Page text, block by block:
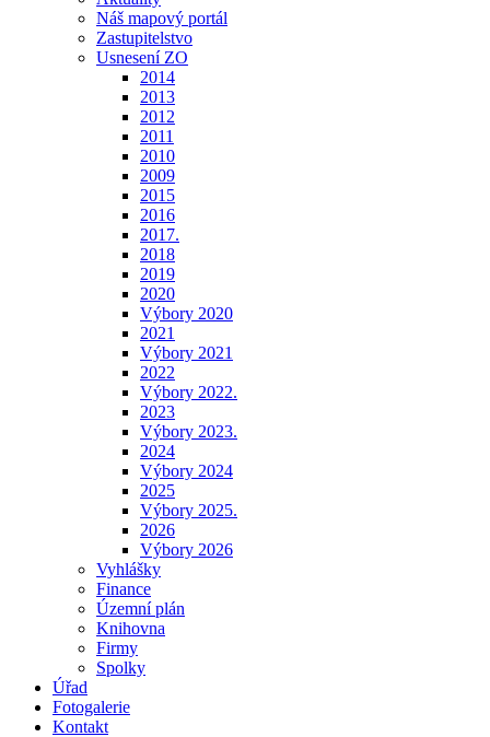
Náš mapový portál
Zastupitelstvo
Usnesení ZO
2014
2013
2012
2011
2010
2009
2015
2016
2017.
2018
2019
2020
Výbory 2020
2021
Výbory 2021
2022
Výbory 2022.
2023
Výbory 2023.
2024
Výbory 2024
2025
Výbory 2025.
2026
Výbory 2026
Vyhlášky
Finance
Územní plán
Knihovna
Firmy
Spolky
Úřad
Fotogalerie
Kontakt